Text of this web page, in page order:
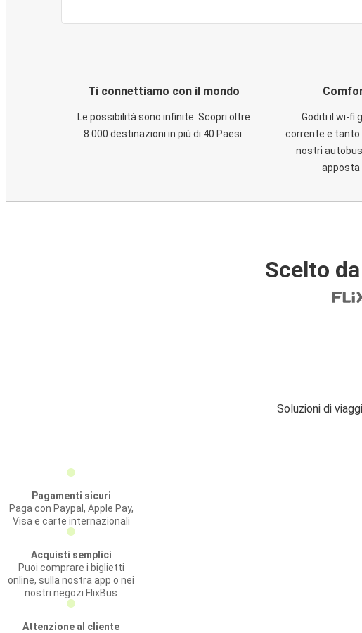
Ti connettiamo con il mondo
Le possibilità sono infinite. Scopri oltre
8.000 destinazioni in più di 40 Paesi.
Goditi il wi-fi
corrente e tanto
nostri
apposta
Scelto
Soluzioni di
Pagamenti sicuri
Paga con Paypal, Apple Pay,
Visa e carte internazionali
Acquisti semplici
Puoi comprare i biglietti
online, sulla nostra app o nei
nostri negozi FlixBus
Attenzione al cliente